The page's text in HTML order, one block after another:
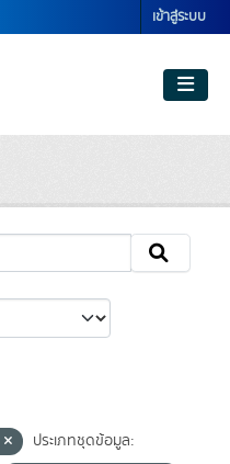
เข้าสู่ระบบ
ประเภทชุดข้อมูล: